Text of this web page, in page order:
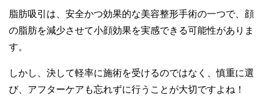
脂肪吸引は、安全かつ効果的な美容整形手術の一つで、顔
の脂肪を減少させて小顔効果を実感できる可能性がありま
す。
しかし、決して軽率に施術を受けるのではなく、慎重に選
び、アフターケアも忘れずに行うことが大切ですよね！